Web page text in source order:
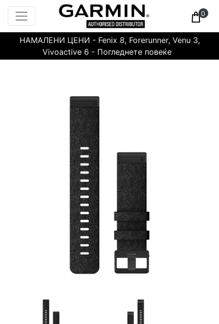
0
НАМАЛЕНИ ЦЕНИ - Fenix 8, Forerunner, Venu 3,
Vivoactive 6 - Погледнете повеќе